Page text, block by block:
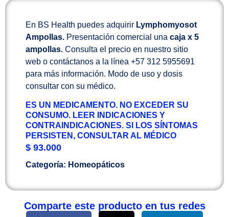
En BS Health puedes adquirir Lymphomyosot
Ampollas. Presentación comercial una caja x 5
ampollas. Consulta el precio en nuestro sitio
web o contáctanos a la línea +57 312 5955691
para más información. Modo de uso y dosis
consultar con su médico.
ES UN MEDICAMENTO. NO EXCEDER SU
CONSUMO. LEER INDICACIONES Y
CONTRAINDICACIONES. SI LOS SÍNTOMAS
PERSISTEN, CONSULTAR AL MÉDICO
$ 93.000
Categoría: Homeopáticos
Comparte este producto en tus redes